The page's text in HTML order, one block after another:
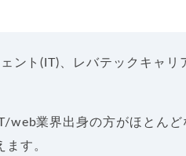
ント(IT)、レバテックキャリ
web業界出身の方がほとん
す。